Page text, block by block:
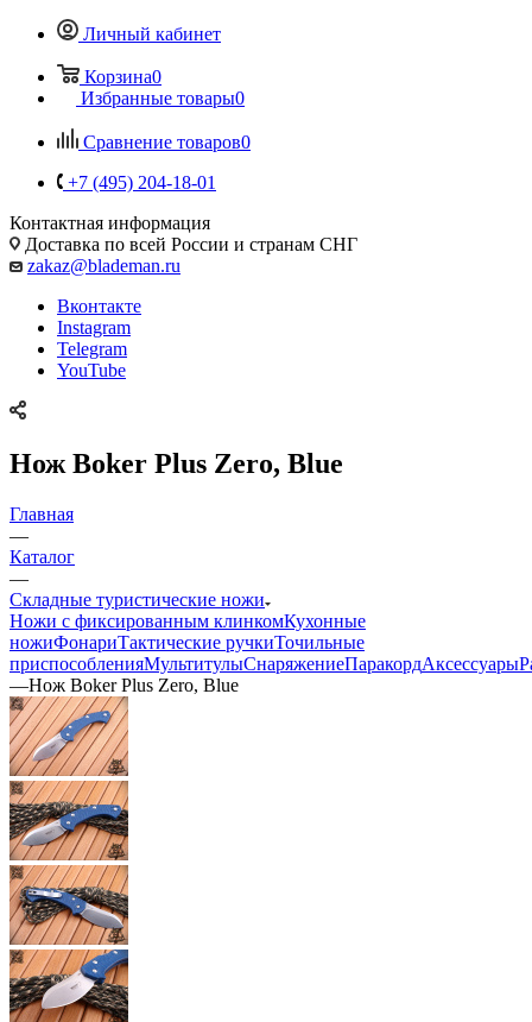
Личный кабинет
Корзина0
Избранные товары0
Сравнение товаров0
+7 (495) 204-18-01
Контактная информация
Доставка по всей России и странам СНГ
zakaz@blademan.ru
Вконтакте
Instagram
Telegram
YouTube
Нож Boker Plus Zero, Blue
Главная
—
Каталог
—
Складные туристические ножи
Ножи с фиксированным клинкомКухонные
ножиФонариТактические ручкиТочильные
приспособленияМультитулыСнаряжениеПаракордАксессуары
—Нож Boker Plus Zero, Blue